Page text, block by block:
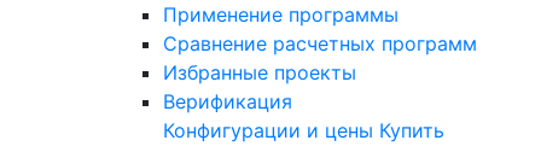
Применение программы
Сравнение расчетных программ
Избранные проекты
Верификация
Конфигурации и цены Купить